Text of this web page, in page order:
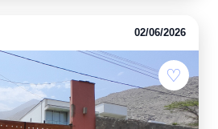
02/06/2026
♡